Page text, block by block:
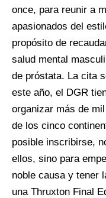
once, para reunir a
apasionados del
propósito de
salud mental
de próstata. La cita
este año, el DGR
organizar más de mil
de los cinco
posible inscribirse,
ellos, sino para
noble causa y tener
una Thruxton Final